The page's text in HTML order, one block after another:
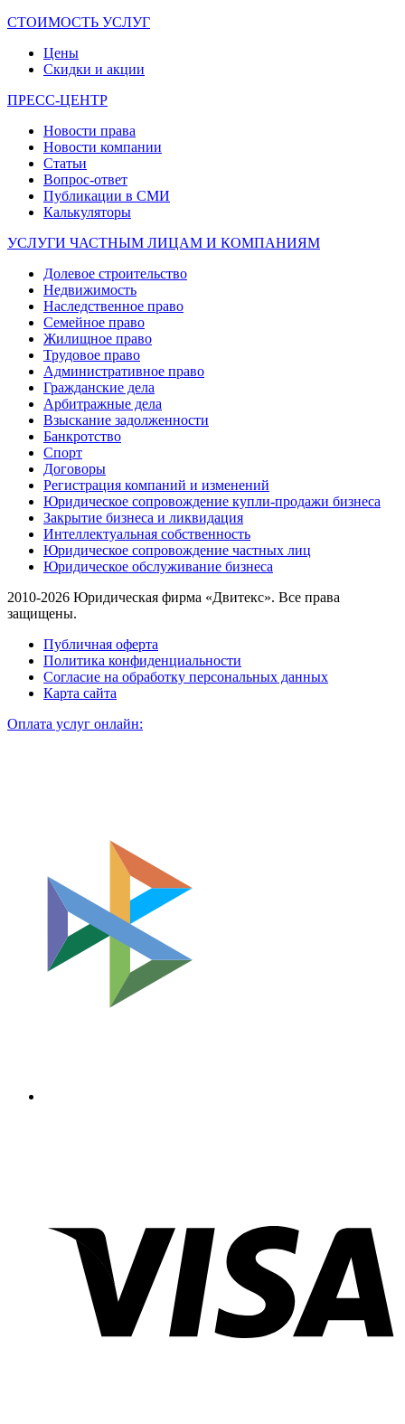
СТОИМОСТЬ УСЛУГ
Цены
Скидки и акции
ПРЕСС-ЦЕНТР
Новости права
Новости компании
Статьи
Вопрос-ответ
Публикации в СМИ
Калькуляторы
УСЛУГИ ЧАСТНЫМ ЛИЦАМ И КОМПАНИЯМ
Долевое строительство
Недвижимость
Наследственное право
Семейное право
Жилищное право
Трудовое право
Административное право
Гражданские дела
Арбитражные дела
Взыскание задолженности
Банкротство
Спорт
Договоры
Регистрация компаний и изменений
Юридическое сопровождение купли-продажи бизнеса
Закрытие бизнеса и ликвидация
Интеллектуальная собственность
Юридическое сопровождение частных лиц
Юридическое обслуживание бизнеса
2010-2026 Юридическая фирма «Двитекс». Все права
защищены.
Публичная оферта
Политика конфиденциальности
Согласие на обработку персональных данных
Карта сайта
Оплата услуг онлайн: